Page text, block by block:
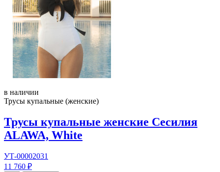
в наличии
Трусы купальные (женские)
Трусы купальные женские Сесилия
ALAWA, White
УТ-00002031
11 760 ₽